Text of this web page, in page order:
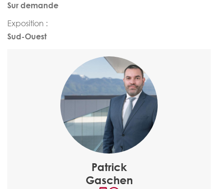
Sur demande
Exposition :
Sud-Ouest
Patrick
Gaschen